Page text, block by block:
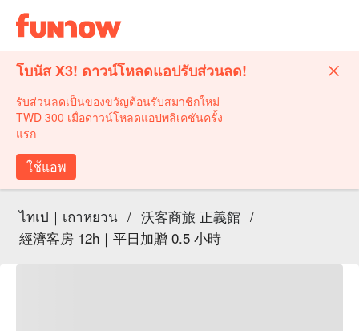
โบนัส X3! ดาวน์โหลดแอปรับส่วนลด!
รับส่วนลดเป็นของขวัญต้อนรับสมาชิกใหม่
TWD 300 เมื่อดาวน์โหลดแอปพลิเคชันครั้ง
แรก
ใช้แอพ
ไทเป｜เถาหยวน / 沃客商旅 正義館 /
經濟客房 12h｜平日加贈 0.5 小時